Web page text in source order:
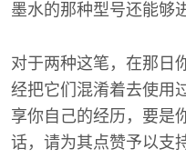
墨水的那种型号还能够
对于两种这笔，在那日
经把它们混淆着去使用
享你自己的经历，要是
话，请为其点赞予以支